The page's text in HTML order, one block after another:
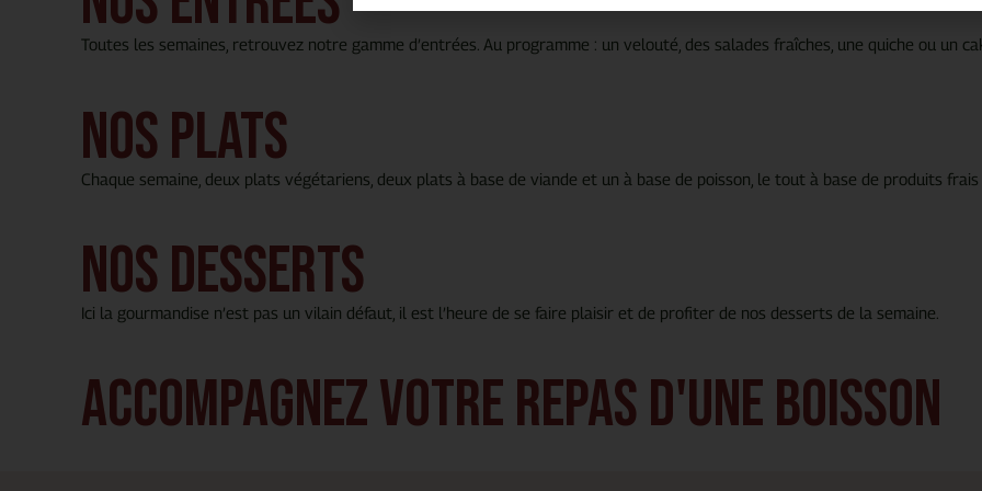
Toutes les semaines, retrouvez notre gamme d’entrées. Au programme : un velouté, des salades fraîches, une quiche ou un
nos plats
Chaque semaine, deux plats végétariens, deux plats à base de viande et un à base de poisson, le tout à base de produits frais
nos desserts
Ici la gourmandise n’est pas un vilain défaut, il est l’heure de se faire plaisir et de profiter de nos desserts de la semaine.
Accompagnez votre repas d'une boisson